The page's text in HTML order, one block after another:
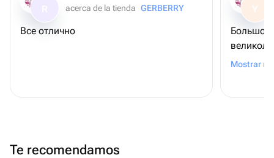
acerca de la tienda GERBERRY
Все отлично
Y
Большое
Mostrar
Te recomendamos